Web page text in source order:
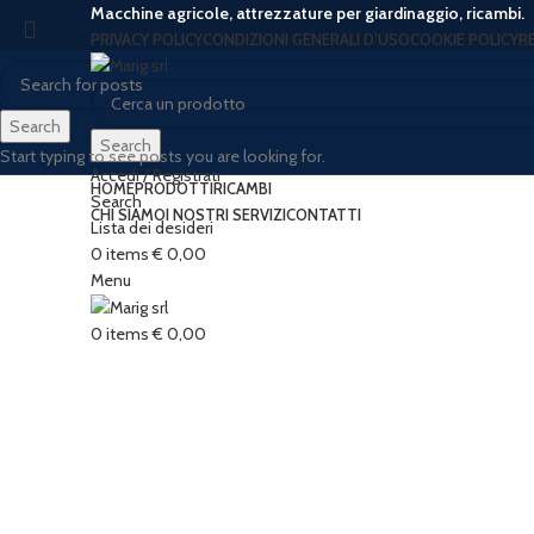
Macchine agricole, attrezzature per giardinaggio, ricambi.
PRIVACY POLICYCONDIZIONI GENERALI D’USOCOOKIE POLICY
Search
Accedi / Registrati
Search
Lista dei desideri
0 items € 0,00
Menu
0 items € 0,00
HOMEPRODOTTIRICAMBI
CHI SIAMOI NOSTRI SERVIZICONTATTI
Search
Start typing to see posts you are looking for.